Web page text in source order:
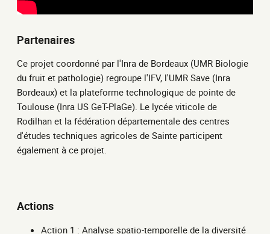
Partenaires
Ce projet coordonné par l'Inra de Bordeaux (UMR Biologie
du fruit et pathologie) regroupe l'IFV, l'UMR Save (Inra
Bordeaux) et la plateforme technologique de pointe de
Toulouse (Inra US GeT-PlaGe). Le lycée viticole de
Rodilhan et la fédération départementale des centres
d'études techniques agricoles de Sainte participent
également à ce projet.
Actions
Action 1 : Analyse spatio-temporelle de la diversité